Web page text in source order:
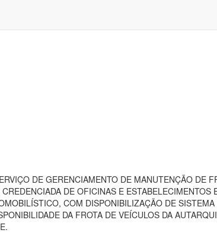
DE GERENCIAMENTO DE MANUTENÇÃO DE
DE OFICINAS E
COM DISPONIBILIZAÇÃO DE
DA FROTA DE VEÍCULOS DA